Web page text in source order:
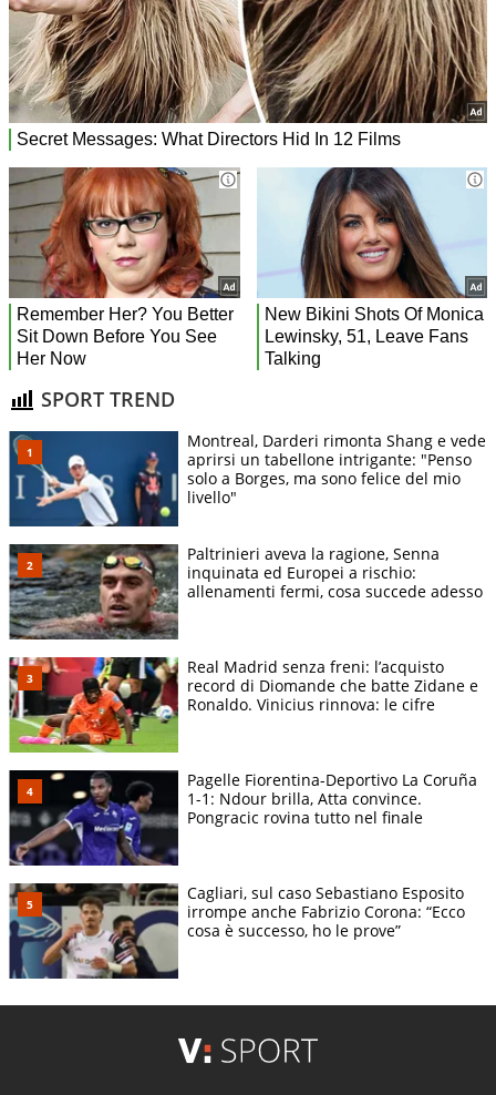
SPORT TREND
Montreal, Darderi rimonta Shang e vede
aprirsi un tabellone intrigante: "Penso
solo a Borges, ma sono felice del mio
livello"
Paltrinieri aveva la ragione, Senna
inquinata ed Europei a rischio:
allenamenti fermi, cosa succede adesso
Real Madrid senza freni: l’acquisto
record di Diomande che batte Zidane e
Ronaldo. Vinicius rinnova: le cifre
Pagelle Fiorentina-Deportivo La Coruña
1-1: Ndour brilla, Atta convince.
Pongracic rovina tutto nel finale
Cagliari, sul caso Sebastiano Esposito
irrompe anche Fabrizio Corona: “Ecco
cosa è successo, ho le prove”